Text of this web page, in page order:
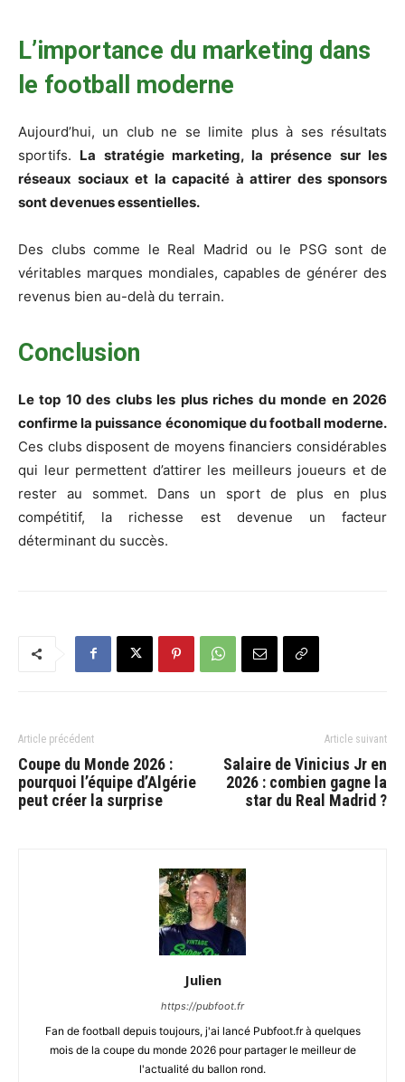
L’importance du marketing dans
le football moderne
Aujourd’hui, un club ne se limite plus à ses résultats
sportifs. La stratégie marketing, la présence sur les
réseaux sociaux et la capacité à attirer des sponsors
sont devenues essentielles.
Des clubs comme le Real Madrid ou le PSG sont de
véritables marques mondiales, capables de générer des
revenus bien au-delà du terrain.
Conclusion
Le top 10 des clubs les plus riches du monde en 2026
confirme la puissance économique du football moderne.
Ces clubs disposent de moyens financiers considérables
qui leur permettent d’attirer les meilleurs joueurs et de
rester au sommet. Dans un sport de plus en plus
compétitif, la richesse est devenue un facteur
déterminant du succès.
Article précédent
Coupe du Monde 2026 :
pourquoi l’équipe d’Algérie
peut créer la surprise
Article suivant
Salaire de Vinicius Jr en
2026 : combien gagne la
star du Real Madrid ?
Julien
https://pubfoot.fr
Fan de football depuis toujours, j'ai lancé Pubfoot.fr à quelques
mois de la coupe du monde 2026 pour partager le meilleur de
l'actualité du ballon rond.